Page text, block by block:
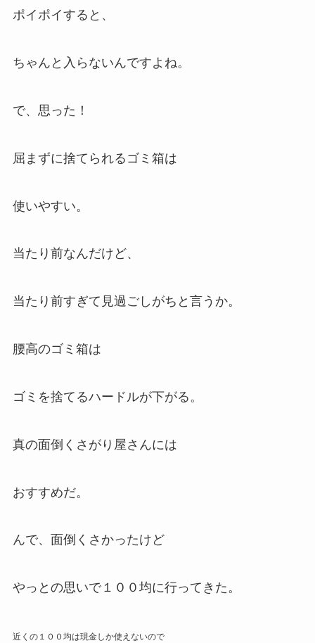
ポイポイすると、
ちゃんと入らないんですよね。
で、思った！
屈まずに捨てられるゴミ箱は
使いやすい。
当たり前なんだけど、
当たり前すぎて見過ごしがちと言うか。
腰高のゴミ箱は
ゴミを捨てるハードルが下がる。
真の面倒くさがり屋さんには
おすすめだ。
んで、面倒くさかったけど
やっとの思いで１００均に行ってきた。
近くの１００均は現金しか使えないので